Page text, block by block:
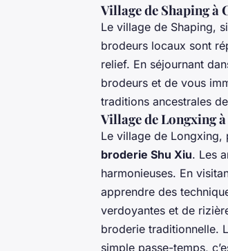
Village de Shaping à
Le village de Shaping,
brodeurs locaux sont
relief. En séjournant
brodeurs et de vous
traditions ancestrales
Village de Longxing
Le village de Longxing,
broderie Shu Xiu. Les
harmonieuses. En
apprendre des
verdoyantes et de
broderie traditionnelle.
simple passe-temps,